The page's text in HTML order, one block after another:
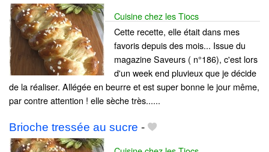
Cuisine chez les Tiocs
Cette recette, elle était dans mes
favoris depuis des mois... Issue du
magazine Saveurs ( n°186), c'est lors
d'un week end pluvieux que je décide
de la réaliser. Allégée en beurre et est super bonne le jour même,
par contre attention ! elle sèche très......
Brioche tressée au sucre -